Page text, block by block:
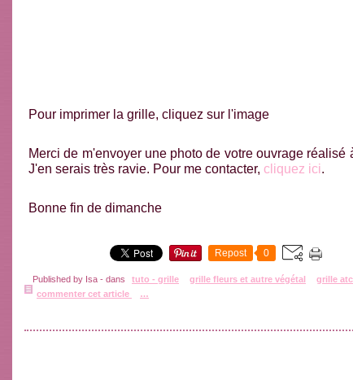
Pour imprimer la grille, cliquez sur l'image
Merci de m'envoyer une photo de votre ouvrage réalisé
J'en serais très ravie. Pour me contacter, cliquez ici.
Bonne fin de dimanche
Repost 0
Published by Isa - dans tuto - grille grille fleurs et autre végétal
grille
commenter cet article
…